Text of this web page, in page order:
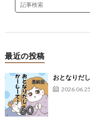
最近の投稿
おとなりだ
2026.06.25